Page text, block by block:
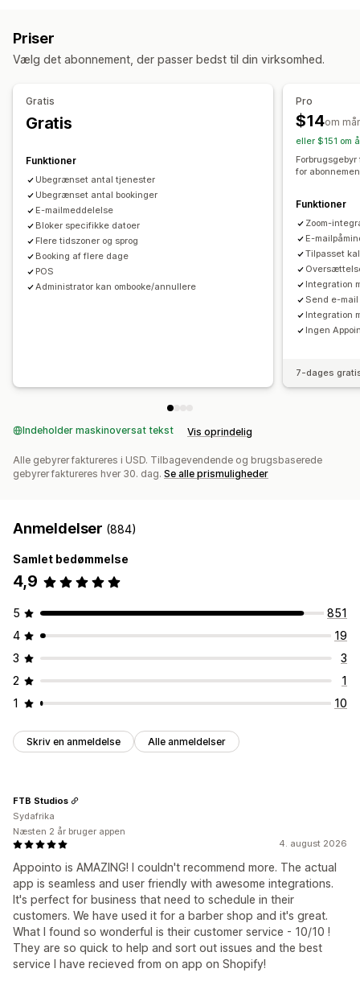
Bookingadministration
Kalender
Planlægning
Datoblokke
Kapacitetsbegrænsninger
Event-check-in
Datasynkronisering
Flere lokationer
Medarbejderadministration
Tilpasning
Bookingsider
Kalenderwidget
Tilpassede billetter
Tilpassede formularer
Branding
Tilpasset CSS
Filsikkerhed
Priser
Vælg det abonnement, der passer bedst til din virksomhed.
Gratis
Gratis
Funktioner
Ubegrænset antal tjenester
Ubegrænset antal bookinger
E-mailmeddelelse
Bloker specifikke datoer
Flere tidszoner og sprog
Booking af flere dage
POS
Administrator kan ombooke/annullere
Pro
$14om
eller $151 om
for
Funktioner
Zoom-
E-
Tilpasset
Integration
Send e-
Integration
Ingen
7-dages
Indeholder maskinoversat tekst Vis oprindelig
Alle gebyrer faktureres i USD. Tilbagevendende og brugsbaserede
gebyrer faktureres hver 30. dag. Se alle prismuligheder
Anmeldelser (884)
Samlet bedømmelse
4,9
5
851
4
19
3
3
2
1
1
10
Skriv en anmeldelse Alle anmeldelser
4. august 2026
Appointo is AMAZING! I couldn't recommend more. The actual
app is seamless and user friendly with awesome integrations.
It's perfect for business that need to schedule in their
customers. We have used it for a barber shop and it's great.
What I found so wonderful is their customer service - 10/10 !
They are so quick to help and sort out issues and the best
service I have recieved from on app on Shopify!
FTB Studios
Sydafrika
Næsten 2 år bruger appen